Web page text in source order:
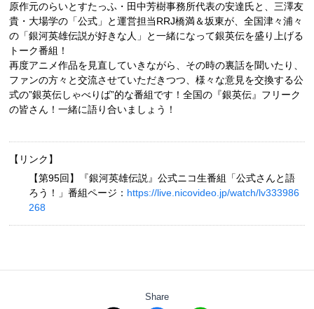
原作元のらいとすたっふ・田中芳樹事務所代表の安達氏と、三澤友
貴・大場学の「公式」と運営担当RRJ橋満＆坂東が、全国津々浦々
の「銀河英雄伝説が好きな人」と一緒になって銀英伝を盛り上げる
トーク番組！
再度アニメ作品を見直していきながら、その時の裏話を聞いたり、
ファンの方々と交流させていただきつつ、様々な意見を交換する公
式の”銀英伝しゃべりば”的な番組です！全国の『銀英伝』フリーク
の皆さん！一緒に語り合いましょう！
【リンク】
【第95回】『銀河英雄伝説』公式ニコ生番組「公式さんと語
ろう！」番組ページ： https://live.nicovideo.jp/watch/lv333986
268
Share